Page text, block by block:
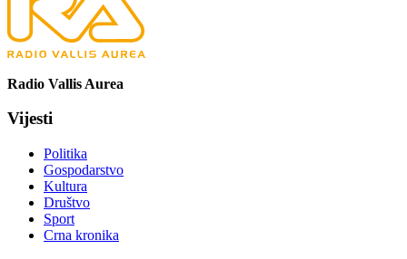
Radio Vallis Aurea
Vijesti
Politika
Gospodarstvo
Kultura
Društvo
Sport
Crna kronika